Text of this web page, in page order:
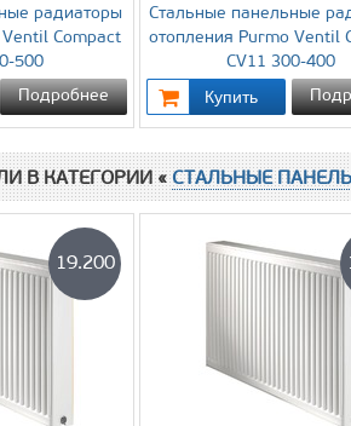
радиаторы
Compact
500
Подробнее
Стальные панельные
отопления Purmo Ventil
CV11 300-400
В КАТЕГОРИИ «СТАЛЬНЫЕ
19.200